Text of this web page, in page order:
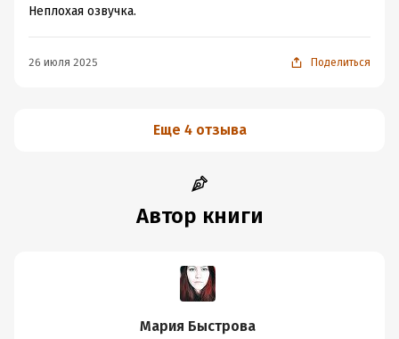
Неплохая озвучка.
26 июля 2025 Поделиться
Еще 4 отзыва
Автор книги
Мария Быстрова